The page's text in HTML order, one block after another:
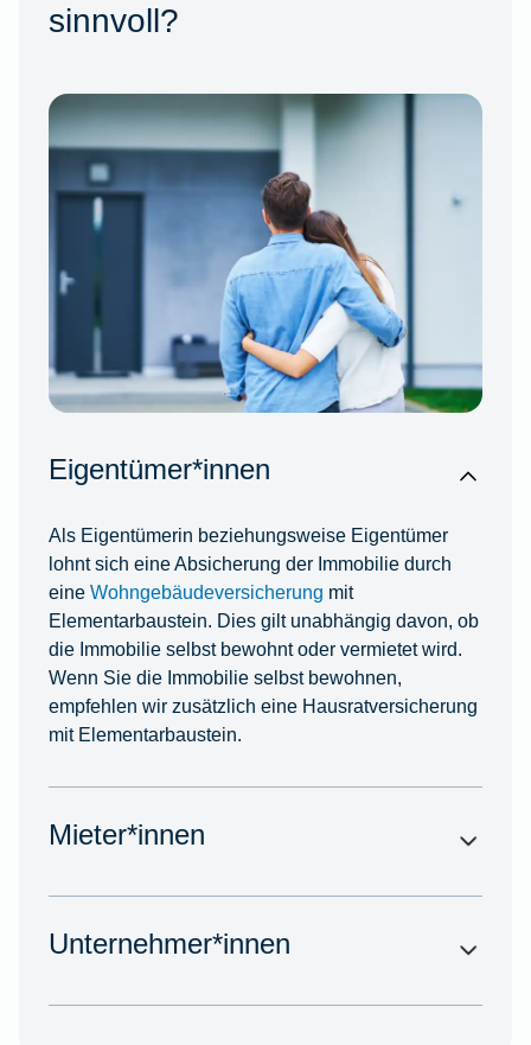
sinnvoll?
Eigentümer*innen
Als Eigentümerin beziehungsweise Eigentümer
lohnt sich eine Absicherung der Immobilie durch
eine Wohngebäudeversicherung mit
Elementarbaustein. Dies gilt unabhängig davon, ob
die Immobilie selbst bewohnt oder vermietet wird.
Wenn Sie die Immobilie selbst bewohnen,
empfehlen wir zusätzlich eine Hausratversicherung
mit Elementarbaustein.
Mieter*innen
Unternehmer*innen